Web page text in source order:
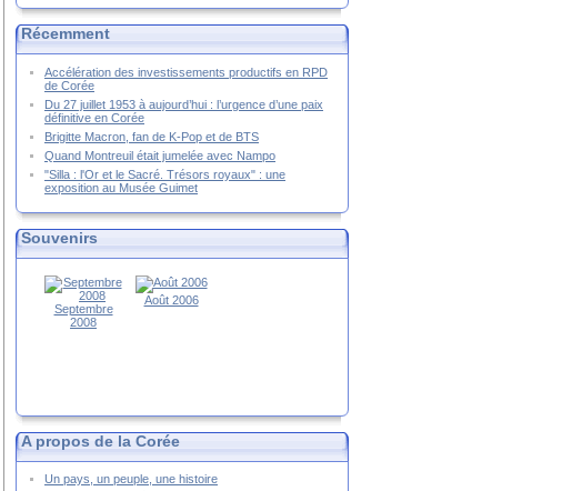
Récemment
Accélération des investissements productifs en RPD
de Corée
Du 27 juillet 1953 à aujourd’hui : l’urgence d’une paix
définitive en Corée
Brigitte Macron, fan de K-Pop et de BTS
Quand Montreuil était jumelée avec Nampo
"Silla : l'Or et le Sacré. Trésors royaux" : une
exposition au Musée Guimet
Souvenirs
Septembre
2008
Août 2006
A propos de la Corée
Un pays, un peuple, une histoire